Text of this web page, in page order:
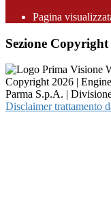
Pagina
Sezione Copyright
Copyright 2026 |
Parma S.p.A. |
Disclaimer trattamento